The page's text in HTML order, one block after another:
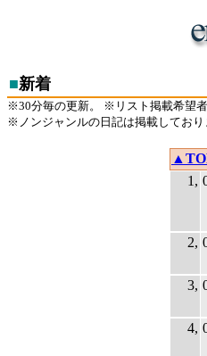
■新着
※30分毎の更新。 ※リスト掲載希望
※ノンジャンルの日記は掲載しており
1,
2,
3,
4,